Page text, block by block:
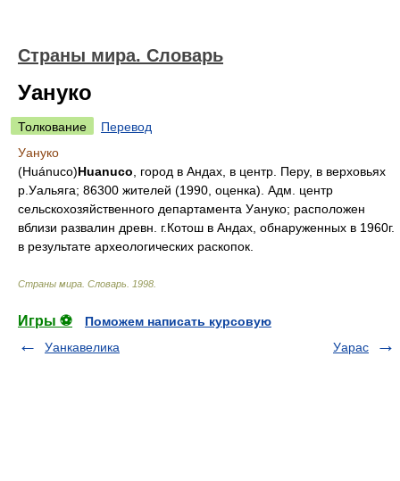
Страны мира. Словарь
Уануко
Толкование
Перевод
Уануко
(Huánuco)Huanuco , город в Андах, в центр. Перу, в верховьях
р.Уальяга; 86300 жителей (1990, оценка). Адм. центр
сельскохозяйственного департамента Уануко; расположен
вблизи развалин древн. г.Котош в Андах, обнаруженных в 1960г.
в результате археологических раскопок.
Страны мира. Словарь 1998
Игры ⚽
Поможем написать курсовую
Уанкавелика
Уарас